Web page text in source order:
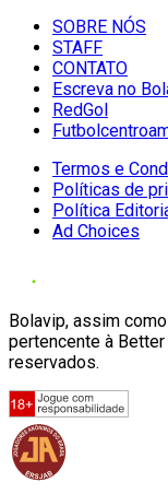
SOBRE NÓS
STAFF
CONTATO
Escreva no
RedGol
Termos e
Políticas de
Política
Ad Choices
Bolavip, assim
pertencente à
reservados.